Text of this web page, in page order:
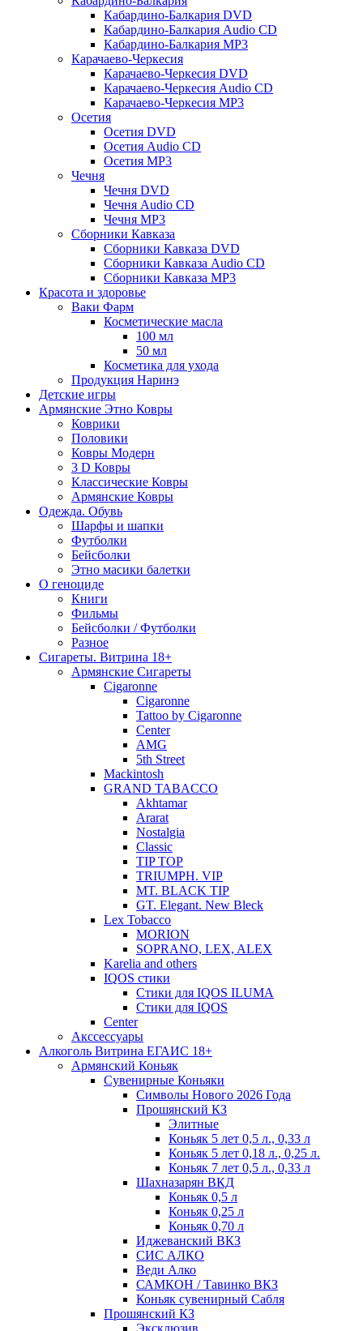
Кабардино-Балкария DVD
Кабардино-Балкария Audio CD
Кабардино-Балкария MP3
Карачаево-Черкесия
Карачаево-Черкесия DVD
Карачаево-Черкесия Audio CD
Карачаево-Черкесия MP3
Осетия
Осетия DVD
Осетия Audio CD
Осетия MP3
Чечня
Чечня DVD
Чечня Audio CD
Чечня MP3
Сборники Кавказа
Сборники Кавказа DVD
Сборники Кавказа Audio CD
Сборники Кавказа MP3
Красота и здоровье
Ваки Фарм
Косметические масла
100 мл
50 мл
Косметика для ухода
Продукция Наринэ
Детские игры
Армянские Этно Ковры
Коврики
Половики
Ковры Модерн
3 D Ковры
Классические Ковры
Армянские Ковры
Одежда. Обувь
Шарфы и шапки
Футболки
Бейсболки
Этно масики балетки
О геноциде
Книги
Фильмы
Бейсболки / Футболки
Разное
Сигареты. Витрина 18+
Армянские Сигареты
Cigaronne
Cigaronne
Tattoo by Cigaronne
Center
AMG
5th Street
Mackintosh
GRAND TABACCO
Akhtamar
Ararat
Nostalgia
Classic
TIP TOP
TRIUMPH. VIP
MT. BLACK TIP
GT. Elegant. New Bleck
Lex Tobacco
MORION
SOPRANO, LEX, ALEX
Karelia and others
IQOS стики
Стики для IQOS ILUMA
Стики для IQOS
Сenter
Акссессуары
Алкоголь Витрина ЕГАИС 18+
Армянский Коньяк
Сувенирные Коньяки
Символы Нового 2026 Года
Прошянский КЗ
Элитные
Коньяк 5 лет 0,5 л., 0,33 л
Коньяк 5 лет 0,18 л., 0,25 л.
Коньяк 7 лет 0,5 л., 0,33 л
Шахназарян ВКД
Коньяк 0,5 л
Коньяк 0,25 л
Коньяк 0,70 л
Иджеванский ВКЗ
СИС АЛКО
Веди Алко
САМКОН / Тавинко ВКЗ
Коньяк сувенирный Сабля
Прошянский КЗ
Эксклюзив